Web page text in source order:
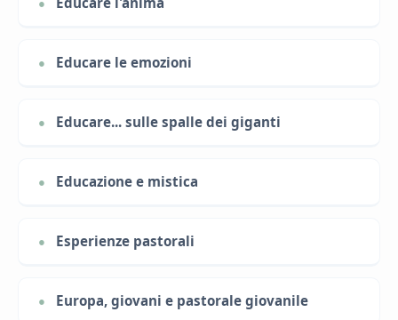
Educare le emozioni
Educare... sulle spalle dei giganti
Educazione e mistica
Esperienze pastorali
Europa, giovani e pastorale giovanile